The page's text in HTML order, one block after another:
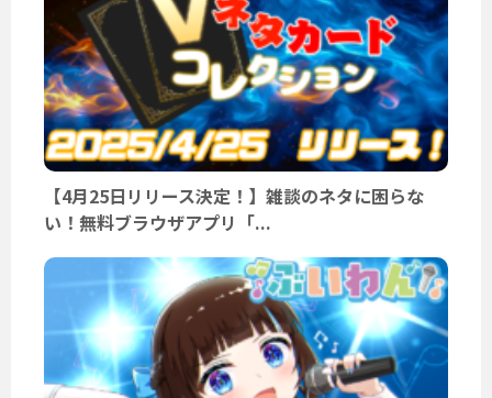
【4月25日リリース決定！】雑談のネタに困らな
い！無料ブラウザアプリ「...